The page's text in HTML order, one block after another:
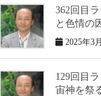
362回目
と色情の
2025年3
129回目
宙神を祭